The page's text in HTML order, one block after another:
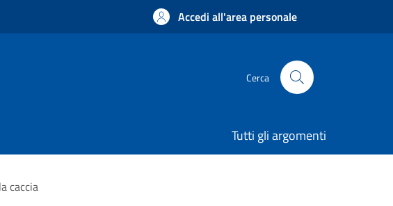
Accedi all'area personale
Cerca
Tutti gli argomenti
caccia